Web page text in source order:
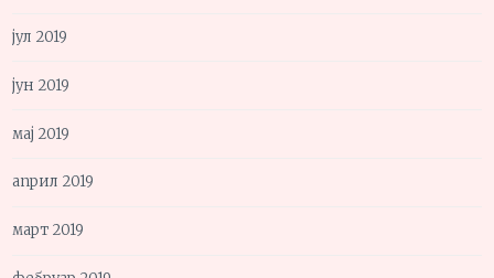
јул 2019
јун 2019
мај 2019
април 2019
март 2019